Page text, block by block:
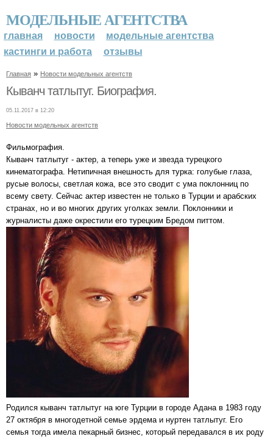
МОДЕЛЬНЫЕ АГЕНТСТВА
главная новости
модельные агентства
кастинги и работа
отзывы
Главная » Новости модельных агентств
Кыванч татлытуг. Биография.
05.11.2017 в 12:20
Новости модельных агентств
Фильмография.
Кыванч татлытуг - актер, а теперь уже и звезда турецкого
кинематографа. Нетипичная внешность для турка: голубые глаза,
русые волосы, светлая кожа, все это сводит с ума поклонниц по
всему свету. Сейчас актер известен не только в Турции и арабских
странах, но и во многих других уголках земли. Поклонники и
журналисты даже окрестили его турецким Бредом питтом.
Родился кыванч татлытуг на юге Турции в городе Адана в 1983 году
27 октября в многодетной семье эрдема и нуртен татлытуг. Его
семья тогда имела пекарный бизнес, который передавался в их роду